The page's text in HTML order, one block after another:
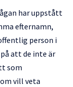
har uppstått
efternamn,
person i
att de inte är
som
vill veta